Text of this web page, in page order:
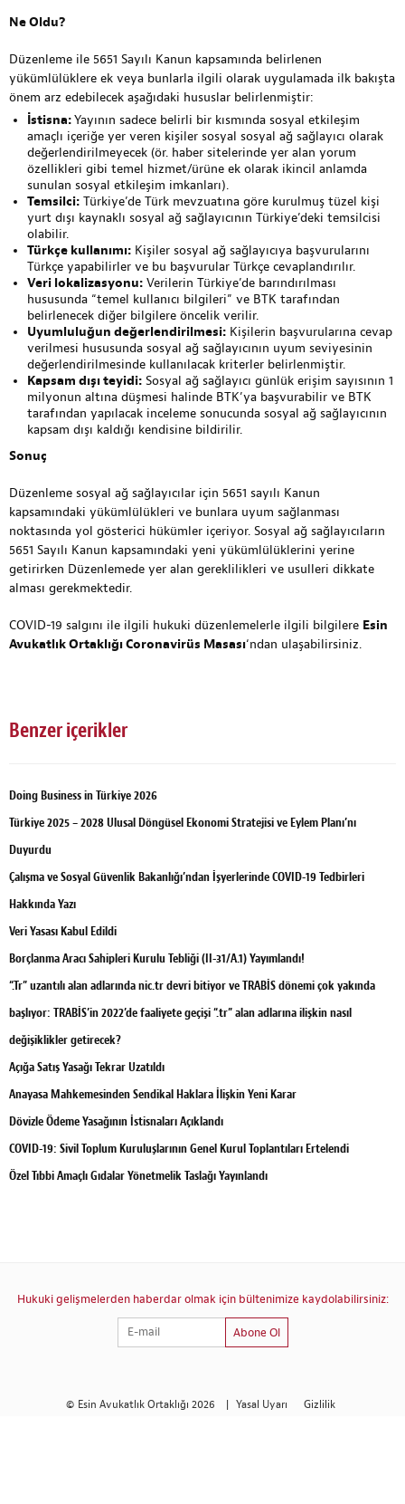
Ne Oldu?
Düzenleme ile 5651 Sayılı Kanun kapsamında belirlenen
yükümlülüklere ek veya bunlarla ilgili olarak uygulamada ilk bakışta
önem arz edebilecek aşağıdaki hususlar belirlenmiştir:
İstisna:Yayının sadece belirli bir kısmında sosyal etkileşim
amaçlı içeriğe yer veren kişiler sosyal sosyal ağ sağlayıcı olarak
değerlendirilmeyecek (ör. haber sitelerinde yer alan yorum
özellikleri gibi temel hizmet/ürüne ek olarak ikincil anlamda
sunulan sosyal etkileşim imkanları).
Temsilci: Türkiye’de Türk mevzuatına göre kurulmuş tüzel kişi
yurt dışı kaynaklı sosyal ağ sağlayıcının Türkiye’deki temsilcisi
olabilir.
Türkçe kullanımı: Kişiler sosyal ağ sağlayıcıya başvurularını
Türkçe yapabilirler ve bu başvurular Türkçe cevaplandırılır.
Veri lokalizasyonu: Verilerin Türkiye’de barındırılması
hususunda “temel kullanıcı bilgileri” ve BTK tarafından
belirlenecek diğer bilgilere öncelik verilir.
Uyumluluğun değerlendirilmesi: Kişilerin başvurularına cevap
verilmesi hususunda sosyal ağ sağlayıcının uyum seviyesinin
değerlendirilmesinde kullanılacak kriterler belirlenmiştir.
Kapsam dışı teyidi: Sosyal ağ sağlayıcı günlük erişim sayısının 1
milyonun altına düşmesi halinde BTK’ya başvurabilir ve BTK
tarafından yapılacak inceleme sonucunda sosyal ağ sağlayıcının
kapsam dışı kaldığı kendisine bildirilir.
Sonuç
Düzenleme sosyal ağ sağlayıcılar için 5651 sayılı Kanun
kapsamındaki yükümlülükleri ve bunlara uyum sağlanması
noktasında yol gösterici hükümler içeriyor. Sosyal ağ sağlayıcıların
5651 Sayılı Kanun kapsamındaki yeni yükümlülüklerini yerine
getirirken Düzenlemede yer alan gereklilikleri ve usulleri dikkate
alması gerekmektedir.
COVID-19 salgını ile ilgili hukuki düzenlemelerle ilgili bilgilere Esin
Avukatlık Ortaklığı Coronavirüs Masası‘ndan ulaşabilirsiniz.
Benzer içerikler
Doing Business in Türkiye 2026
Türkiye 2025 – 2028 Ulusal Döngüsel Ekonomi Stratejisi ve Eylem Planı’nı
Duyurdu
Çalışma ve Sosyal Güvenlik Bakanlığı’ndan İşyerlerinde COVID-19 Tedbirleri
Hakkında Yazı
Veri Yasası Kabul Edildi
Borçlanma Aracı Sahipleri Kurulu Tebliği (II-31/A.1) Yayımlandı!
“.Tr” uzantılı alan adlarında nic.tr devri bitiyor ve TRABİS dönemi çok yakında
başlıyor: TRABİS’in 2022’de faaliyete geçişi “.tr” alan adlarına ilişkin nasıl
değişiklikler getirecek?
Açığa Satış Yasağı Tekrar Uzatıldı
Anayasa Mahkemesinden Sendikal Haklara İlişkin Yeni Karar
Dövizle Ödeme Yasağının İstisnaları Açıklandı
COVID-19: Sivil Toplum Kuruluşlarının Genel Kurul Toplantıları Ertelendi
Özel Tıbbi Amaçlı Gıdalar Yönetmelik Taslağı Yayınlandı
Hukuki gelişmelerden haberdar olmak için bültenimize kaydolabilirsiniz:
Abone Ol
© Esin Avukatlık Ortaklığı 2026 | Yasal Uyarı Gizlilik